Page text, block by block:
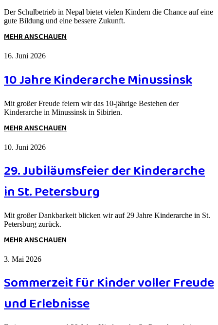
Der Schulbetrieb in Nepal bietet vielen Kindern die Chance auf eine
gute Bildung und eine bessere Zukunft.
MEHR ANSCHAUEN
16. Juni 2026
10 Jahre Kinderarche Minussinsk
Mit großer Freude feiern wir das 10-jährige Bestehen der
Kinderarche in Minussinsk in Sibirien.
MEHR ANSCHAUEN
10. Juni 2026
29. Jubiläumsfeier der Kinderarche
in St. Petersburg
Mit großer Dankbarkeit blicken wir auf 29 Jahre Kinderarche in St.
Petersburg zurück.
MEHR ANSCHAUEN
3. Mai 2026
Sommerzeit für Kinder voller Freude
und Erlebnisse